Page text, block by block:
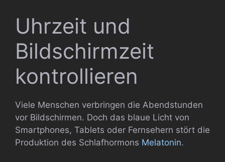
Uhrzeit und
Bildschirmzeit
kontrollieren
Viele Menschen verbringen die Abendstunden
vor Bildschirmen. Doch das blaue Licht von
Smartphones, Tablets oder Fernsehern stört die
Produktion des Schlafhormons Melatonin.